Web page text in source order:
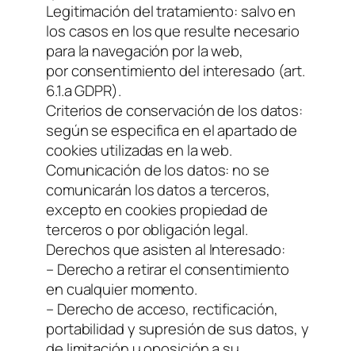
Legitimación del tratamiento: salvo en
los casos en los que resulte necesario
para la navegación por la web,
por consentimiento del interesado (art.
6.1.a GDPR).
Criterios de conservación de los datos:
según se especifica en el apartado de
cookies utilizadas en la web.
Comunicación de los datos: no se
comunicarán los datos a terceros,
excepto en cookies propiedad de
terceros o por obligación legal.
Derechos que asisten al Interesado:
– Derecho a retirar el consentimiento
en cualquier momento.
– Derecho de acceso, rectificación,
portabilidad y supresión de sus datos, y